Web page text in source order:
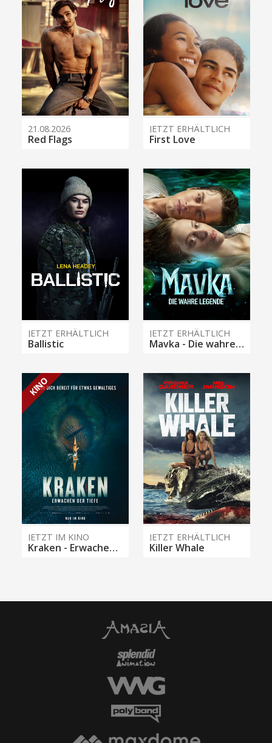
21.08.2026
Red Flags
JETZT ERHÄLTLICH
First Love
JETZT ERHÄLTLICH
Ballistic
JETZT ERHÄLTLICH
Mavka - Die wahre Legende
KINO
JETZT IM KINO
Kraken - Erwachen der Tiefe
JETZT ERHÄLTLICH
Killer Whale